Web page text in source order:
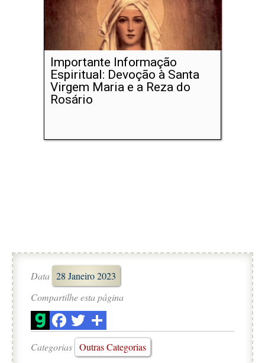
Importante Informação
Espiritual: Devoção à Santa
Virgem Maria e a Reza do
Rosário
Data 28 Janeiro 2023
Compartilhe esta página
Categorias Outras Categorias